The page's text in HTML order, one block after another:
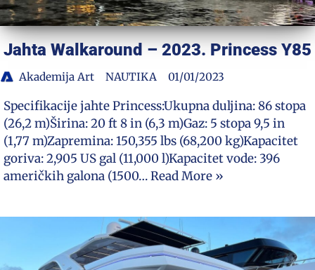
Jahta Walkaround – 2023. Princess Y85
Akademija Art NAUTIKA 01/01/2023
Specifikacije jahte Princess:Ukupna duljina: 86 stopa
(26,2 m)Širina: 20 ft 8 in (6,3 m)Gaz: 5 stopa 9,5 in
(1,77 m)Zapremina: 150,355 lbs (68,200 kg)Kapacitet
goriva: 2,905 US gal (11,000 l)Kapacitet vode: 396
američkih galona (1500…Read More »